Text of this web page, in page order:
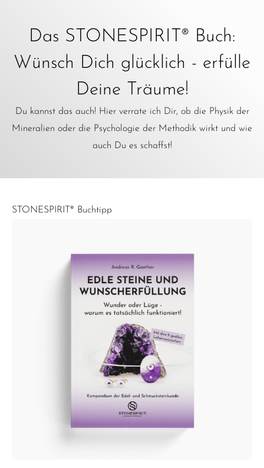
Das STONESPIRIT® Buch:
Wünsch Dich glücklich - erfülle
Deine Träume!
Du kannst das auch! Hier verrate ich Dir, ob die Physik der
Mineralien oder die Psychologie der Methodik wirkt und wie
auch Du es schaffst!
STONESPIRIT® Buchtipp